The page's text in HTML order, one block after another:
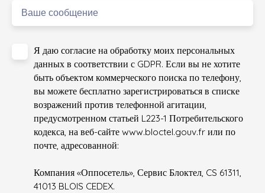
Ваше сообщение
Я даю согласие на обработку моих персональных
данных в соответствии с GDPR. Если вы не хотите
быть объектом коммерческого поиска по телефону,
вы можете бесплатно зарегистрироваться в списке
возражений против телефонной агитации,
предусмотренном статьей L223-1 Потребительского
кодекса, на веб-сайте www.bloctel.gouv.fr или по
почте, адресованной:
Компания «Оппосетель», Сервис Блоктел, CS 61311,
41013 BLOIS CEDEX.